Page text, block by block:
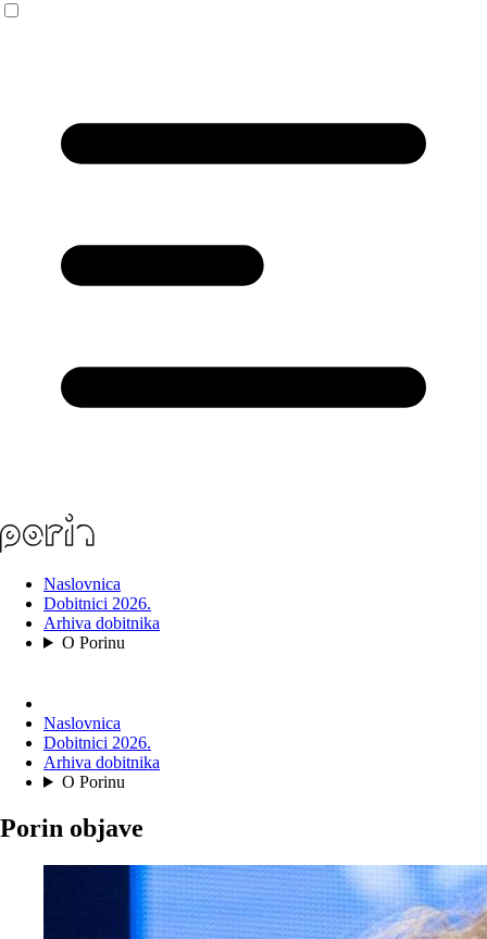
Naslovnica
Dobitnici 2026.
Arhiva dobitnika
O Porinu
Naslovnica
Dobitnici 2026.
Arhiva dobitnika
O Porinu
Porin objave